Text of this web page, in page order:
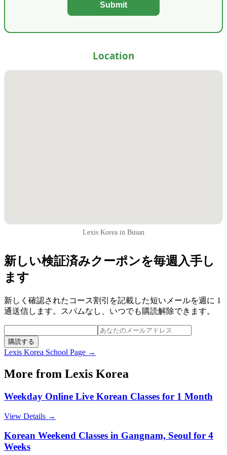
Submit
Location
Lexis Korea in Busan
新しい検証済みクーポンを毎週入手し
ます
新しく確認されたコース割引を記載した短いメールを週に 1
通送信します。スパムなし、いつでも購読解除できます。
購読する
Lexis Korea School Page →
More from Lexis Korea
Weekday Online Live Korean Classes for 1 Month
View Details →
Korean Weekend Classes in Gangnam, Seoul for 4
Weeks